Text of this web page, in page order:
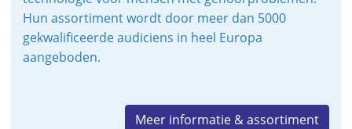
Hun assortiment wordt door meer dan 5000
gekwalificeerde audiciens in heel Europa
aangeboden.
Meer informatie & assortiment